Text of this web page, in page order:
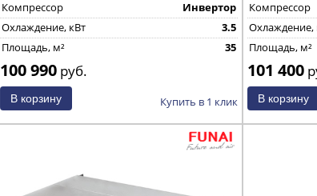
Компрессор
Инвертор
Охлаждение, кВт
3.5
Площадь, м²
35
100 990 руб.
Купить в 1 клик
Компрессор
Охлаждение,
Площадь, м²
101 400